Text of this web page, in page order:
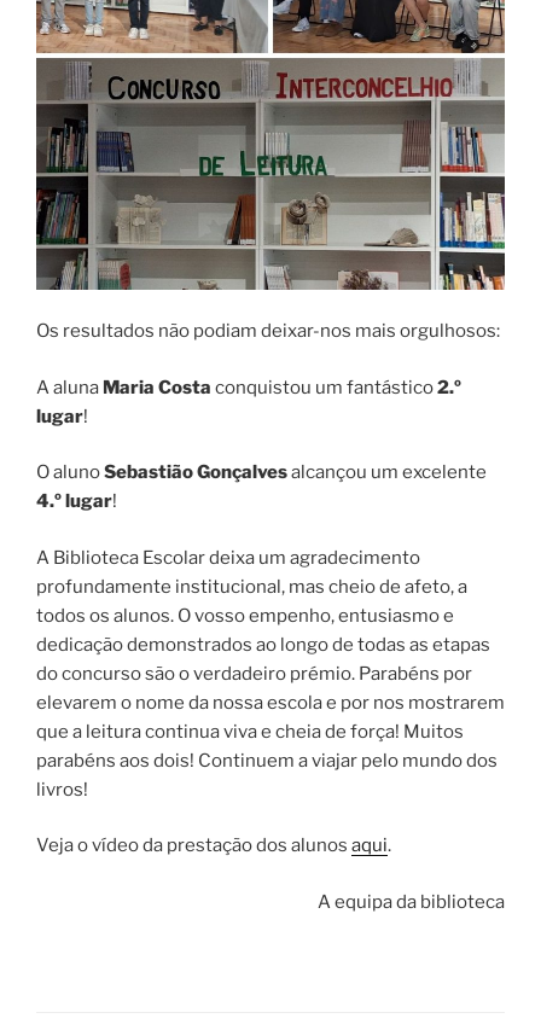
Os resultados não podiam deixar-nos mais orgulhosos:
A aluna Maria Costa conquistou um fantástico2.º
lugar!
O alunoSebastião Gonçalvesalcançou um excelente
4.º lugar!
A Biblioteca Escolar deixa um agradecimento
profundamente institucional, mas cheio de afeto, a
todos os alunos. O vosso empenho, entusiasmo e
dedicação demonstrados ao longo de todas as etapas
do concurso são o verdadeiro prémio. Parabéns por
elevarem o nome da nossa escola e por nos mostrarem
que a leitura continua viva e cheia de força! Muitos
parabéns aos dois! Continuem a viajar pelo mundo dos
livros!
Veja o vídeo da prestação dos alunos aqui.
A equipa da biblioteca